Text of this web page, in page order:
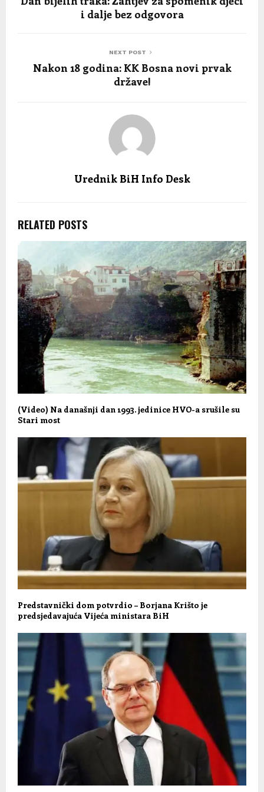
i dalje bez odgovora
NEXT POST
Nakon 18 godina: KK Bosna novi prvak
države!
Urednik BiH Info Desk
RELATED POSTS
(Video) Na današnji dan 1993. jedinice HVO-a srušile su
Stari most
Predstavnički dom potvrdio – Borjana Krišto je
predsjedavajuća Vijeća ministara BiH